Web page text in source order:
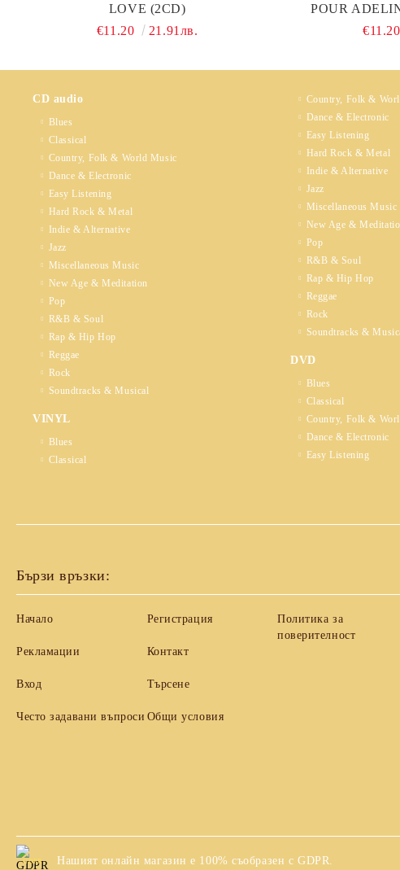
LOVE (2CD)
€11.20
21.91лв.
POUR
€11.20
CD audio
Blues
Classical
Country, Folk & World Music
Dance & Electronic
Easy Listening
Hard Rock & Metal
Indie & Alternative
Jazz
Miscellaneous Music
New Age & Meditation
Pop
R&B & Soul
Rap & Hip Hop
Reggae
Rock
Soundtracks & Musical
VINYL
Blues
Classical
Country, Folk &
Dance & Electronic
Easy Listening
Hard Rock & Metal
Indie & Alternative
Jazz
Miscellaneous Music
New Age &
Pop
R&B & Soul
Rap & Hip Hop
Reggae
Rock
Soundtracks &
DVD
Blues
Classical
Country, Folk &
Dance & Electronic
Easy Listening
Бързи връзки:
Начало
Рекламации
Вход
Често задавани въпроси
Регистрация
Контакт
Търсене
Общи условия
Политика за
поверителност
GDPR Нашият онлайн магазин е 100% съобразен с GDPR.